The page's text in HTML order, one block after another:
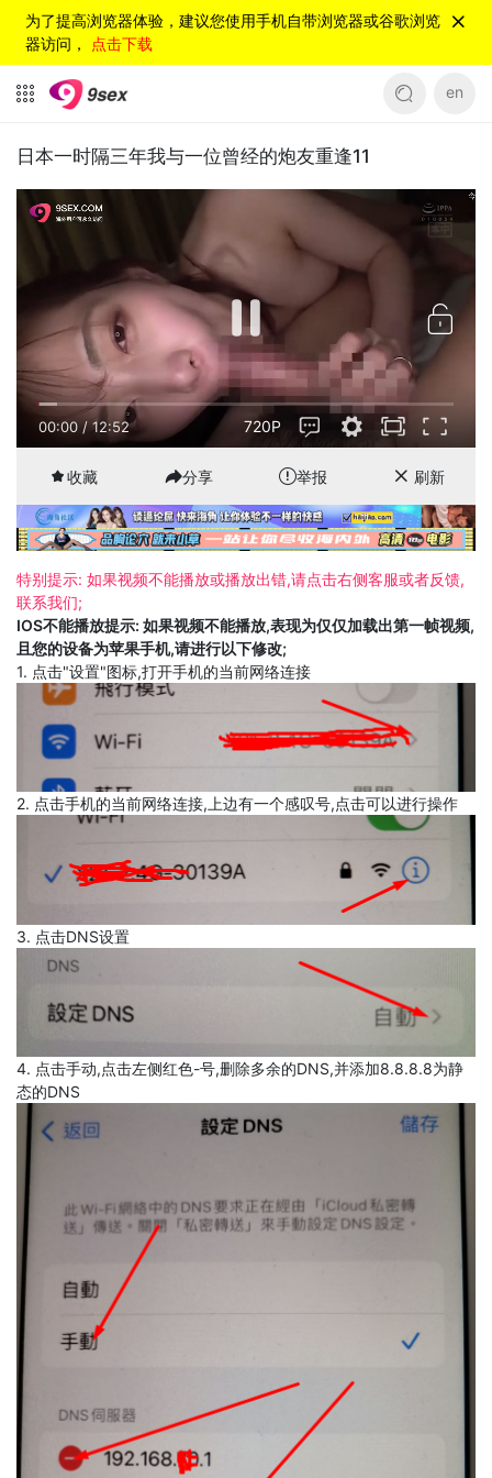
为了提高浏览器体验，建议您使用手机自带浏览器或谷歌浏览
器访问， 点击下载
en
日本一时隔三年我与一位曾经的炮友重逢11
00:00/12:52 720P
收藏 分享 举报 刷新
特别提示: 如果视频不能播放或播放出错,请点击右侧客服或者反馈,
联系我们;
IOS不能播放提示: 如果视频不能播放,表现为仅仅加载出第一帧视频,
且您的设备为苹果手机,请进行以下修改;
1. 点击"设置"图标,打开手机的当前网络连接
2. 点击手机的当前网络连接,上边有一个感叹号,点击可以进行操作
3. 点击DNS设置
4. 点击手动,点击左侧红色-号,删除多余的DNS,并添加8.8.8.8为静
态的DNS